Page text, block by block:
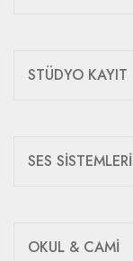
STÜDYO KAYIT
SES SİSTEMLERİ
OKUL & CAMİ